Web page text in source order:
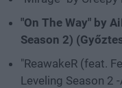
"On The Way" by
Season 2)
"ReawakeR (feat.
Leveling Season 2